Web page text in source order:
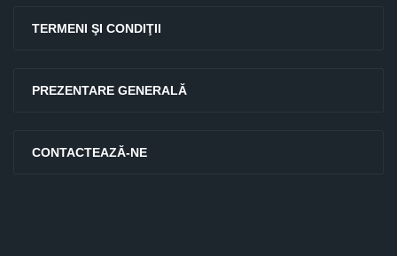
TERMENI ŞI CONDIŢII
PREZENTARE GENERALĂ
CONTACTEAZĂ-NE